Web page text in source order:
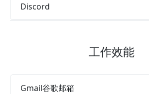
Discord
工作效能
Gmail谷歌邮箱